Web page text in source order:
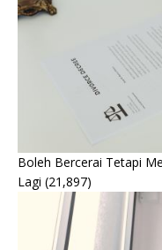
Boleh Bercerai Tetapi
Lagi (21,897)